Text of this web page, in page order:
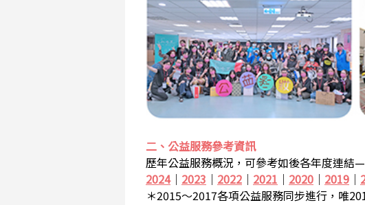
二、公益服務參考資訊
歷年公益服務概況，可參考如後各年度連結
2024｜ 2023 ｜ 2022 ｜ 2021 ｜ 2020 ｜ 2019 ｜
＊2015～2017各項公益服務同步進行，唯